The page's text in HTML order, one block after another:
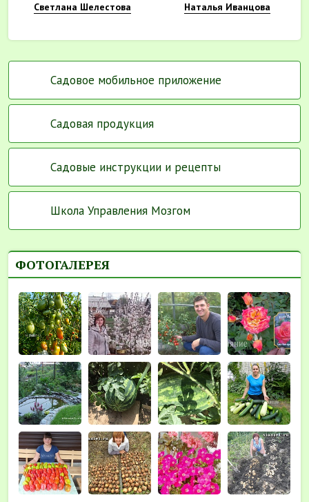
Светлана Шелестова
Наталья Иванцова
Садовое мобильное приложение
Садовая продукция
Садовые инструкции и рецепты
Школа Управления Мозгом
ФОТОГАЛЕРЕЯ